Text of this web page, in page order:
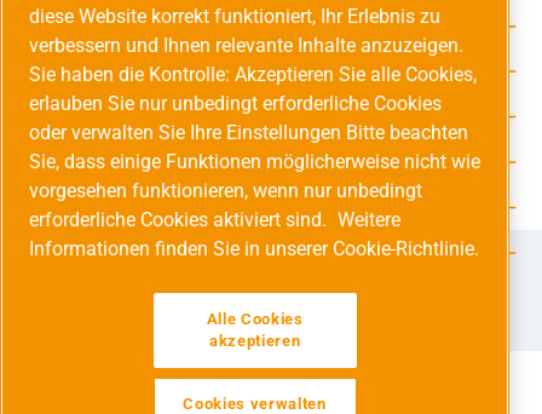
Unsere Vorteile
Versandarten
Zahlungsarten
Adresse
Umweltschutz & Partnerschaft
Jetzt auf Social Media folgen!
InstagramYouTubeLinkedIn
diese Website korrekt funktioniert, Ihr Erlebnis zu
verbessern und Ihnen relevante Inhalte anzuzeigen.
Sie haben die Kontrolle: Akzeptieren Sie alle Cookies,
erlauben Sie nur unbedingt erforderliche Cookies
oder verwalten Sie Ihre Einstellungen Bitte beachten
Sie, dass einige Funktionen möglicherweise nicht wie
vorgesehen funktionieren, wenn nur unbedingt
erforderliche Cookies aktiviert sind. Weitere
Informationen finden Sie in unserer Cookie-Richtlinie.
Alle Cookies
akzeptieren
Cookies verwalten